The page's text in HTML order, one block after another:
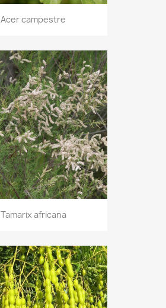
Acer campestre
Tamarix africana